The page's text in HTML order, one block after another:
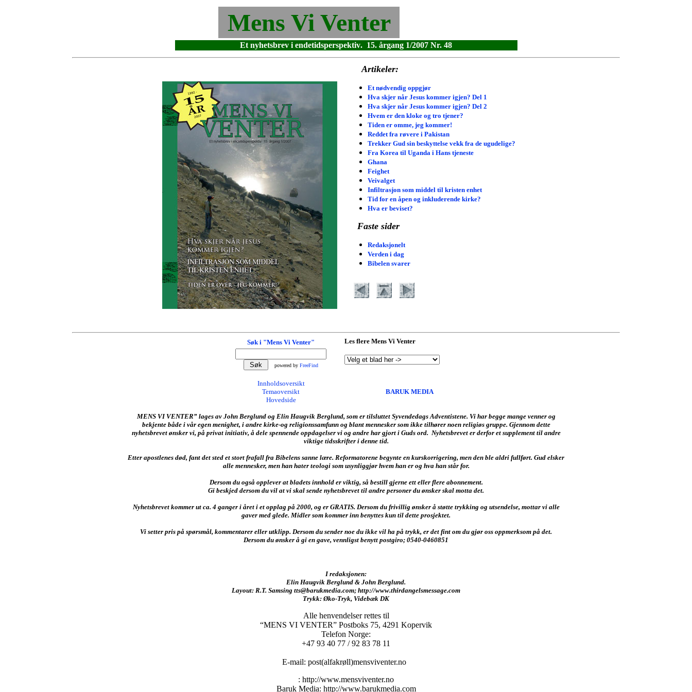
Mens Vi Venter
Et nyhetsbrev i endetidsperspektiv. 15. årgang 1/2007 Nr. 48
Artikeler:
Et nødvendig oppgjør
Hva skjer når Jesus kommer igjen? Del 1
Hva skjer når Jesus kommer igjen? Del 2
Hvem er den kloke og tro tjener?
Tiden er omme, jeg kommer!
Reddet fra røvere i Pakistan
Trekker Gud sin beskyttelse vekk fra de ugudelige?
Fra Korea til Uganda i Hans tjeneste
Ghana
Feighet
Veivalget
Infiltrasjon som middel til kristen enhet
Tid for en åpen og inkluderende kirke?
Hva er beviset?
Faste sider
Redaksjonelt
Verden i dag
Bibelen svarer
Søk i "Mens Vi Venter"
powered by FreeFind
Les flere Mens Vi Venter
Innholdsoversikt
Temaoversikt
Hovedside
BARUK MEDIA
MENS VI VENTER” lages av John Berglund og Elin Haugvik Berglund, som er tilsluttet Syvendedags Adventistene. Vi har begge mange venner og
bekjente både i vår egen menighet, i andre kirke-og religionssamfunn og blant mennesker som ikke tilhører noen religiøs gruppe. Gjennom dette
nyhetsbrevet ønsker vi, på privat initiativ, å dele spennende oppdagelser vi og andre har gjort i Guds ord. Nyhetsbrevet er derfor et supplement til andre
viktige tidsskrifter i denne tid.
Etter apostlenes død, fant det sted et stort frafall fra Bibelens sanne lære. Reformatorene begynte en kurskorrigering, men den ble aldri fullført. Gud elsker
alle mennesker, men han hater teologi som usynliggjør hvem han er og hva han står for.
Dersom du også opplever at bladets innhold er viktig, så bestill gjerne ett eller flere abonnement.
Gi beskjed dersom du vil at vi skal sende nyhetsbrevet til andre personer du ønsker skal motta det.
Nyhetsbrevet kommer ut ca. 4 ganger i året i et opplag på 2000, og er GRATIS. Dersom du frivillig ønsker å støtte trykking og utsendelse, mottar vi alle
gaver med glede. Midler som kommer inn benyttes kun til dette prosjektet.
Vi setter pris på spørsmål, kommentarer eller utklipp. Dersom du sender noe du ikke vil ha på trykk, er det fint om du gjør oss oppmerksom på det.
Dersom du ønsker å gi en gave, vennligst benytt postgiro; 0540-0460851
I redaksjonen:
Elin Haugvik Berglund & John Berglund.
Layout: R.T. Samsing tts@barukmedia.com; http://www.thirdangelsmessage.com
Trykk: Øko-Tryk, Videbæk DK
Alle henvendelser rettes til
“MENS VI VENTER” Postboks 75, 4291 Kopervik
Telefon Norge:
+47 93 40 77 / 92 83 78 11
E-mail: post(alfakrøll)mensviventer.no
: http://www.mensviventer.no
Baruk Media: http://www.barukmedia.com